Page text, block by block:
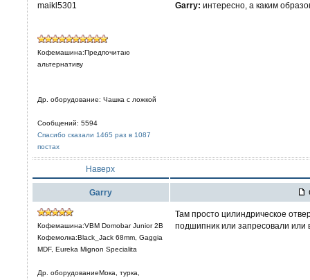
maikl5301
Кофемашина:Предпочитаю
альтернативу
Др. оборудование: Чашка с ложкой
Сообщений: 5594
Спасибо сказали 1465 раз в 1087
постах
Garry: интересно, а каким
Наверх
Garry
Кофемашина:VBM Domobar Junior 2B
Кофемолка:Black_Jack 68mm, Gaggia
MDF, Eureka Mignon Specialita
Др. оборудованиеМока, турка,
Там просто цилиндрическое
подшипник или запресовали или